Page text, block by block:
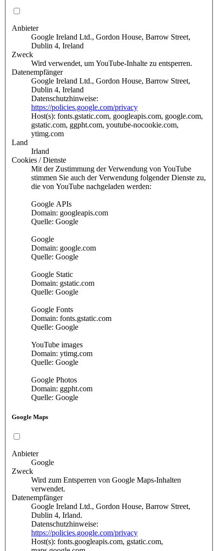
Anbieter
Google Ireland Ltd., Gordon House, Barrow Street,
Dublin 4, Ireland
Zweck
Wird verwendet, um YouTube-Inhalte zu entsperren.
Datenempfänger
Google Ireland Ltd., Gordon House, Barrow Street,
Dublin 4, Ireland
Datenschutzhinweise:
https://policies.google.com/privacy
Host(s): fonts.gstatic.com, googleapis.com, google.com,
gstatic.com, ggpht.com, youtube-nocookie.com,
ytimg.com
Land
Irland
Cookies / Dienste
Mit der Zustimmung der Verwendung von YouTube
stimmen Sie auch der Verwendung folgender Dienste zu,
die von YouTube nachgeladen werden:
Google APIs
Domain: googleapis.com
Quelle: Google
Google
Domain: google.com
Quelle: Google
Google Static
Domain: gstatic.com
Quelle: Google
Google Fonts
Domain: fonts.gstatic.com
Quelle: Google
YouTube images
Domain: ytimg.com
Quelle: Google
Google Photos
Domain: ggpht.com
Quelle: Google
Google Maps
Anbieter
Google
Zweck
Wird zum Entsperren von Google Maps-Inhalten
verwendet.
Datenempfänger
Google Ireland Ltd., Gordon House, Barrow Street,
Dublin 4, Irland.
Datenschutzhinweise:
https://policies.google.com/privacy
Host(s): fonts.googleapis.com, gstatic.com,